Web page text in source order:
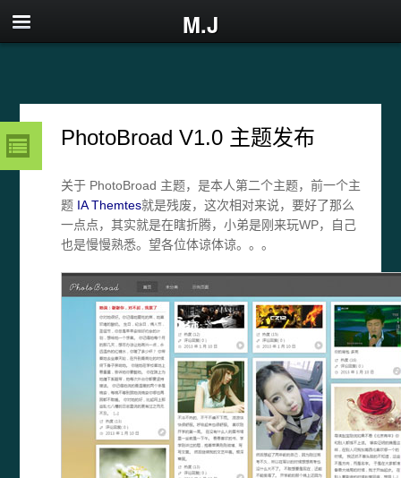
M.J
PhotoBroad V1.0 主题发布
关于 PhotoBroad 主题，是本人第二个主题，前一个主
题 IA Themtes就是残废，这次相对来说，要好了那么
一点点，其实就是在瞎折腾，小弟是刚来玩WP，自己
也是慢慢熟悉。望各位体谅体谅。。。